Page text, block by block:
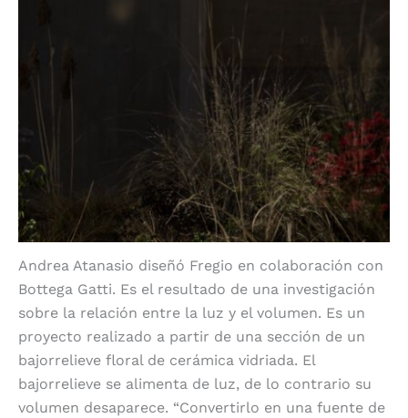
Andrea Atanasio diseñó Fregio en colaboración con
Bottega Gatti. Es el resultado de una investigación
sobre la relación entre la luz y el volumen. Es un
proyecto realizado a partir de una sección de un
bajorrelieve floral de cerámica vidriada. El
bajorrelieve se alimenta de luz, de lo contrario su
volumen desaparece. “Convertirlo en una fuente de